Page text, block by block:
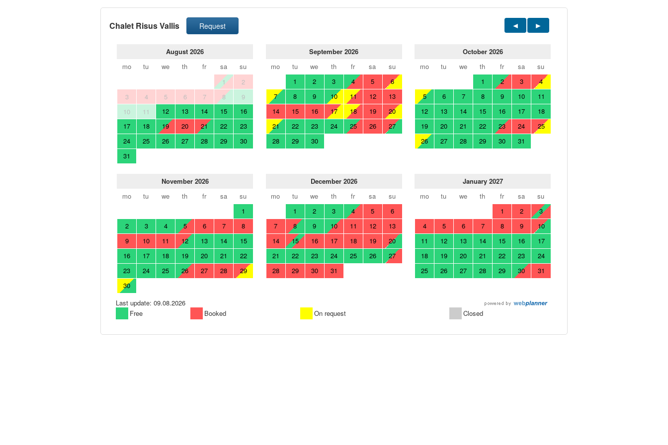
Chalet Risus Vallis Request
August 2026
mo
tu we th fr sa
su
1
2
3
4 5 6 7 8
9
10
11 12 13 14 15
16
17
18 19 20 21 22
23
24
25 26 27 28 29
30
31
September 2026
mo
tu we th fr sa
su
1
2 3 4 5
6
7
8 9 10 11 12
13
14
15 16 17 18 19
20
21
22 23 24 25 26
27
28
29 30
October 2026
mo
tu we th fr sa
su
1
2 3
4
5
6 7 8 9 10
11
12
13 14 15 16 17
18
19
20 21 22 23 24
25
26
27 28 29 30 31
November 2026
mo
tu we th fr sa
su
1
2
3 4 5 6 7
8
9
10 11 12 13 14
15
16
17 18 19 20 21
22
23
24 25 26 27 28
29
30
December 2026
mo
tu we th fr sa
su
1
2 3 4 5
6
7
8 9 10 11 12
13
14
15 16 17 18 19
20
21
22 23 24 25 26
27
28
29 30 31
January 2027
mo
tu we th fr sa
su
1
2
3
4
5 6 7 8 9
10
11
12 13 14 15 16
17
18
19 20 21 22 23
24
25
26 27 28 29 30 31
Last update: 09.08.2026
Free
Booked On request Closed